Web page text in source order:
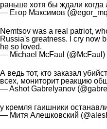
раньше хотя бы ждали когда
— Егор Максимов
Nemtsov was a real patriot,
Russia's greatness. I cry now
he so loved.
— Michael McFaul (@McFaul)
А ведь тот, кто заказал
всех, мониторит реакцию
— Ashot Gabrelyanov
у кремля гаишники
— Митя Алешковский